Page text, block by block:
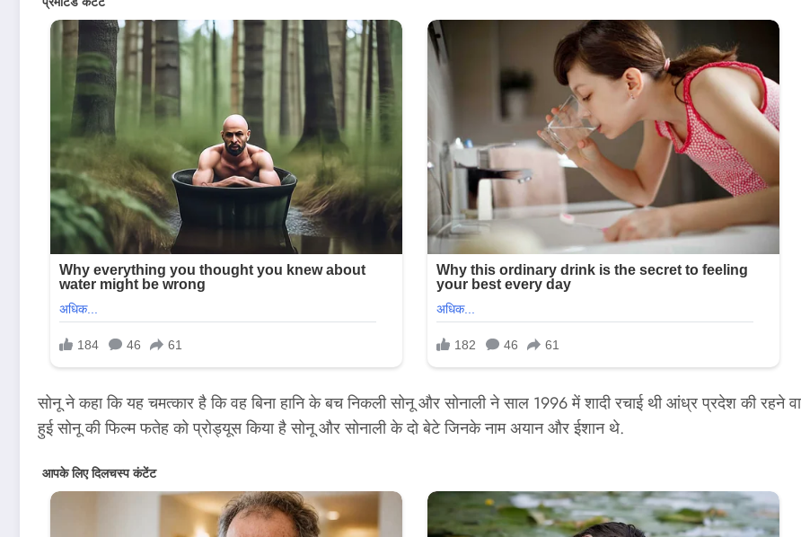
सोनू ने कहा कि यह चमत्कार है कि वह बिना हानि के बच निकली सोनू और सोनाली ने साल 1996 में शादी रचाई थी आंध्र प्रदेश की रहने
हुई सोनू की फिल्म फतेह को प्रोड्यूस किया है सोनू और सोनाली के दो बेटे जिनके नाम अयान और ईशान थे.